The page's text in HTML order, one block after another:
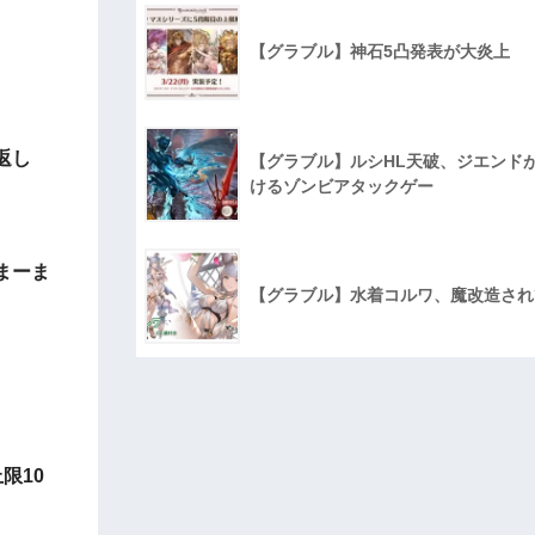
し
ーま
10
【グラブル】神石5凸発表が大炎上
【グラブル】ルシHL天破、ジエン
けるゾンビアタックゲー
【グラブル】水着コルワ、魔改造さ